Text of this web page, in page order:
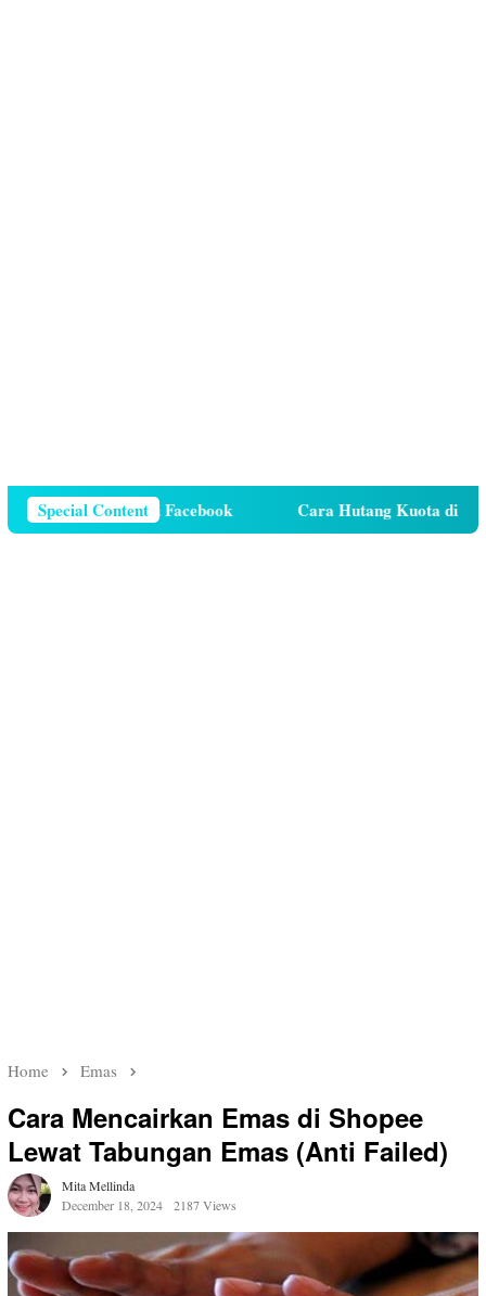
Special Content
Telepon Di Facebook Cara Hutang Kuota di Telkomsel
Home Emas
Cara Mencairkan Emas di Shopee
Lewat Tabungan Emas (Anti Failed)
Mita Mellinda
December 18, 2024
2187 Views